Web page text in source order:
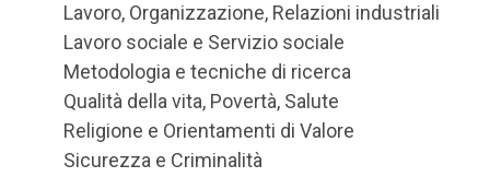
Lavoro, Organizzazione, Relazioni industriali
Lavoro sociale e Servizio sociale
Metodologia e tecniche di ricerca
Qualità della vita, Povertà, Salute
Religione e Orientamenti di Valore
Sicurezza e Criminalità